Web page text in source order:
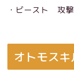
・ビースト 攻撃
オトモス